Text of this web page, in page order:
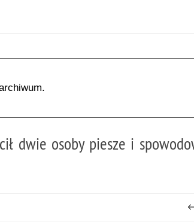
dwie osoby piesze i